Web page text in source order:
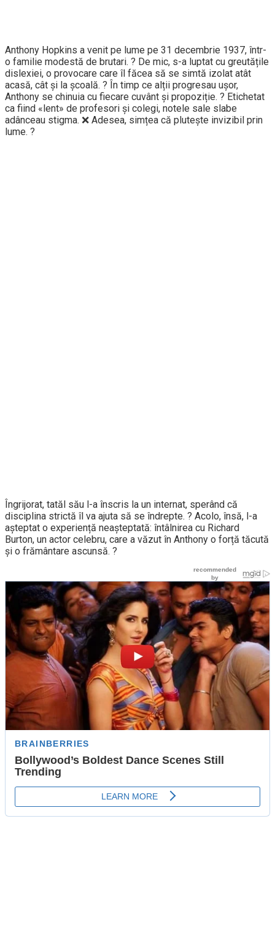
Anthony Hopkins a venit pe lume pe 31 decembrie 1937, într-
o familie modestă de brutari. ? De mic, s-a luptat cu greutățile
dislexiei, o provocare care îl făcea să se simtă izolat atât
acasă, cât și la școală. ? În timp ce alții progresau ușor,
Anthony se chinuia cu fiecare cuvânt și propoziție. ? Etichetat
ca fiind «lent» de profesori și colegi, notele sale slabe
adânceau stigma. ❌ Adesea, simțea că plutește invizibil prin
lume. ?
Îngrijorat, tatăl său l-a înscris la un internat, sperând că
disciplina strictă îl va ajuta să se îndrepte. ? Acolo, însă, l-a
așteptat o experiență neașteptată: întâlnirea cu Richard
Burton, un actor celebru, care a văzut în Anthony o forță tăcută
și o frământare ascunsă. ?